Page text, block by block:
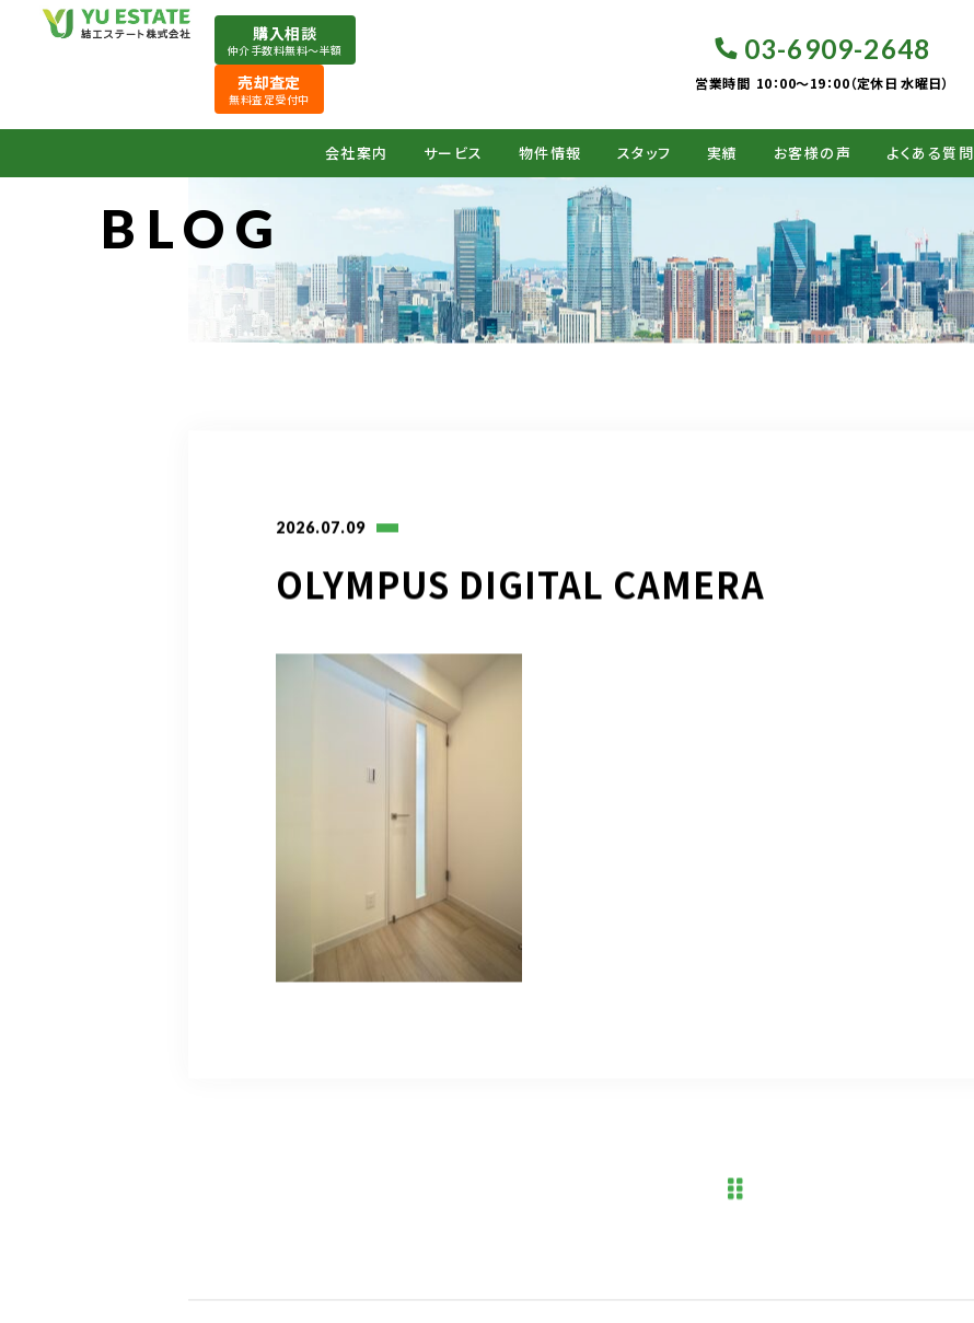
購入相談
仲介手数料無料〜半額
売却査定
無料査定受付中
03-6909-2648
営業時間 10：00～19：00（定休日 水曜日）
会社案内 サービス 物件情報 スタッフ 実績 お客様の声 よくある質問
BLOG
2026.07.09
OLYMPUS DIGITAL CAMERA